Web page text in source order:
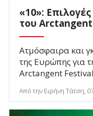
«10»:
του
Ατμόσφαιρα και
της Ευρώπης για
Arctangent Festival
Από την Ειρήνη Τάτση,